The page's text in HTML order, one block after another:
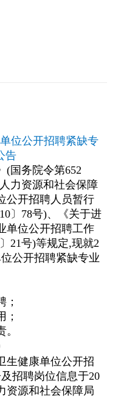
位公开招聘紧缺专
告
(国务院令第652
力资源和社会保障
公开招聘人员暂行
〕 78号)、《关于进
单位公开招聘工作
〕21号)等规定,现就2
公开招聘紧缺专业
；
；
生健康单位公开招
招聘岗位信息于20
资源和社会保障局